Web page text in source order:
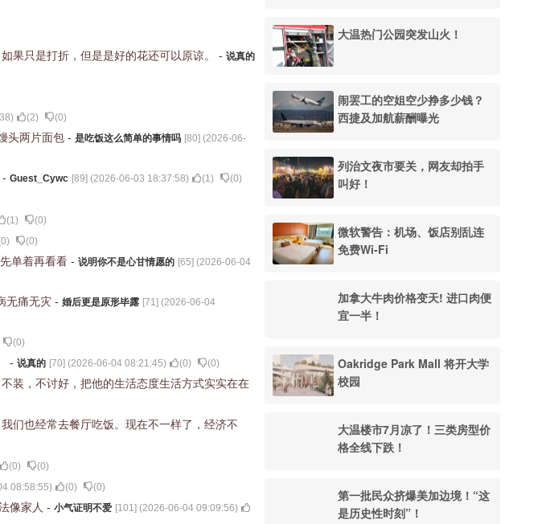
果只是打折，但是是好的花还可以原谅。 - 说真的
) (2) (0)
头两片面包 - 是吃饭这么简单的事情吗 [80] (2026-06-
- Guest_Cywc [89] (2026-06-03 18:37:58) (1) (0)
(1) (0)
0) (0)
单着再看看 - 说明你不是心甘情愿的 [65] (2026-06-04
无痛无灾 - 婚后更是原形毕露 [71] (2026-06-04
(0)
- 说真的 [70] (2026-06-04 08:21:45) (0) (0)
装，不讨好，把他的生活态度生活方式实实在在
们也经常去餐厅吃饭。现在不一样了，经济不
(0) (0)
08:58:55) (0) (0)
像家人 - 小气证明不爱 [101] (2026-06-04 09:09:56)
大温热门公园突发山火！
闹罢工的空姐空少挣多少钱？
西捷及加航薪酬曝光
列治文夜市要关，网友却拍手
叫好！
微软警告：机场、饭店别乱连
免费Wi-Fi
加拿大牛肉价格变天! 进口肉便
宜一半！
Oakridge Park Mall 将开大学
校园
大温楼市7月凉了！三类房型价
格全线下跌！
第一批民众挤爆美加边境！“这
是历史性时刻”！